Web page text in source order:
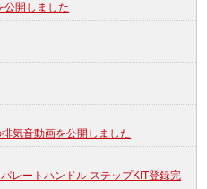
公開しました
気音動画を公開しました
レートハンドル ステップKIT登録完